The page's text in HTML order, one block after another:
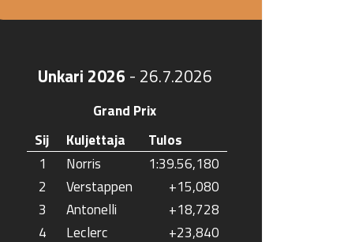
Unkari 2026 - 26.7.2026
Grand Prix
Sij
Kuljettaja
Tulos
1
Norris
1:39.56,180
2
Verstappen
+15,080
3
Antonelli
+18,728
4
Leclerc
+23,840